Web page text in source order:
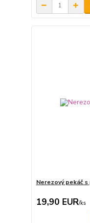
Nerezový pekáč
19,90 EUR/ks